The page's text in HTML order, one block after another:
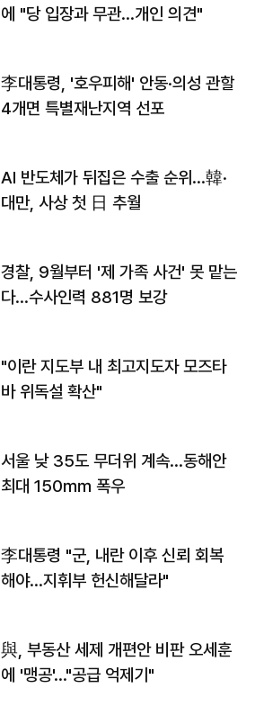
에 "당 입장과 무관…개인 의견"
李대통령, '호우피해' 안동·의성 관할
4개면 특별재난지역 선포
AI 반도체가 뒤집은 수출 순위…韓·
대만, 사상 첫 日 추월
경찰, 9월부터 '제 가족 사건' 못 맡는
다…수사인력 881명 보강
"이란 지도부 내 최고지도자 모즈타
바 위독설 확산"
서울 낮 35도 무더위 계속…동해안
최대 150㎜ 폭우
李대통령 "군, 내란 이후 신뢰 회복
해야…지휘부 헌신해달라"
與, 부동산 세제 개편안 비판 오세훈
에 '맹공'…"공급 억제기"